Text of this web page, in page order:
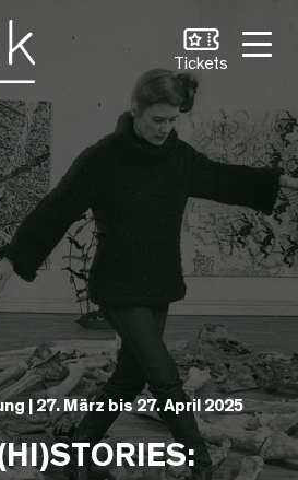
Tickets
| 27. März bis 27. April 2025